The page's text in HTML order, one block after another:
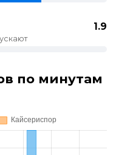
1.9
по минутам